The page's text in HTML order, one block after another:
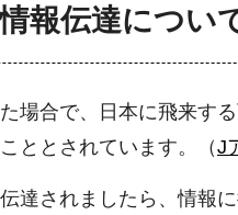
報伝達につい
場合で、日本に飛来す
ととされています。（J
達されましたら、情報